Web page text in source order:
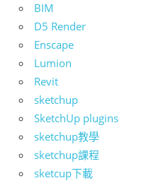
BIM
D5 Render
Enscape
Lumion
Revit
sketchup
SketchUp plugins
sketchup教學
sketchup課程
sketcup下載